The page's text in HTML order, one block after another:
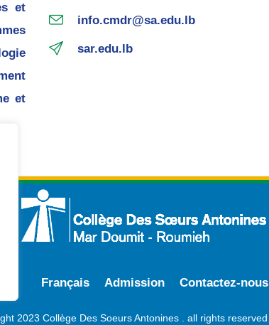
et
et
info.cmdr@sa.edu.lb
sar.edu.lb
Français Admission Contactez-nous
2023 Collège Des Soeurs Antonines . all rights reserved